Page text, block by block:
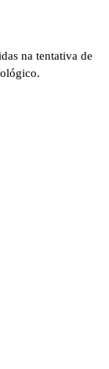
na tentativa de